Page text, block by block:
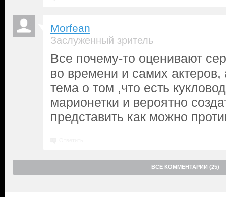
Morfean
Заслуженный зритель
Все почему-то оценивают
во времени и самих актеров,
тема о том ,что есть
марионетки и вероятно
представить как можно
ВСЕ КОММЕНТАРИИ (25)